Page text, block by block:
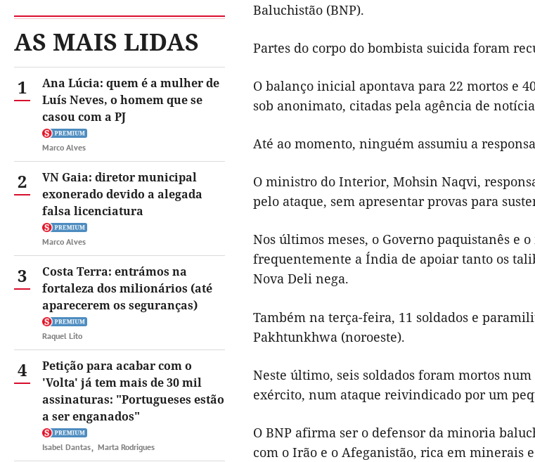
AS MAIS LIDAS
1
Ana Lúcia: quem é a mulher de
Luís Neves, o homem que se
casou com a PJ
Marco Alves
2
VN Gaia: diretor municipal
exonerado devido a alegada
falsa licenciatura
Marco Alves
3
Costa Terra: entrámos na
fortaleza dos milionários (até
aparecerem os seguranças)
Raquel Lito
4
Petição para acabar com o
'Volta' já tem mais de 30 mil
assinaturas: "Portugueses estão
a ser enganados"
Isabel Dantas Marta Rodrigues
Baluchistão (BNP).
Partes do corpo do bombista suicida foram
O balanço inicial apontava para 22 mortos e
sob anonimato, citadas pela agência de
Até ao momento, ninguém assumiu a
O ministro do Interior, Mohsin Naqvi,
pelo ataque, sem apresentar provas para
Nos últimos meses, o Governo paquistanês e
frequentemente a Índia de apoiar tanto os
Nova Deli nega.
Também na terça-feira, 11 soldados e
Pakhtunkhwa (noroeste).
Neste último, seis soldados foram mortos
exército, num ataque reivindicado por um
O BNP afirma ser o defensor da minoria
com o Irão e o Afeganistão, rica em minerais